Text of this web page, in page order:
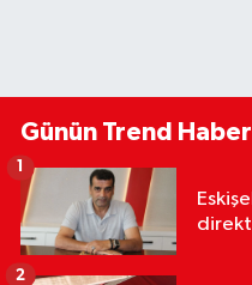
Günün Trend
2